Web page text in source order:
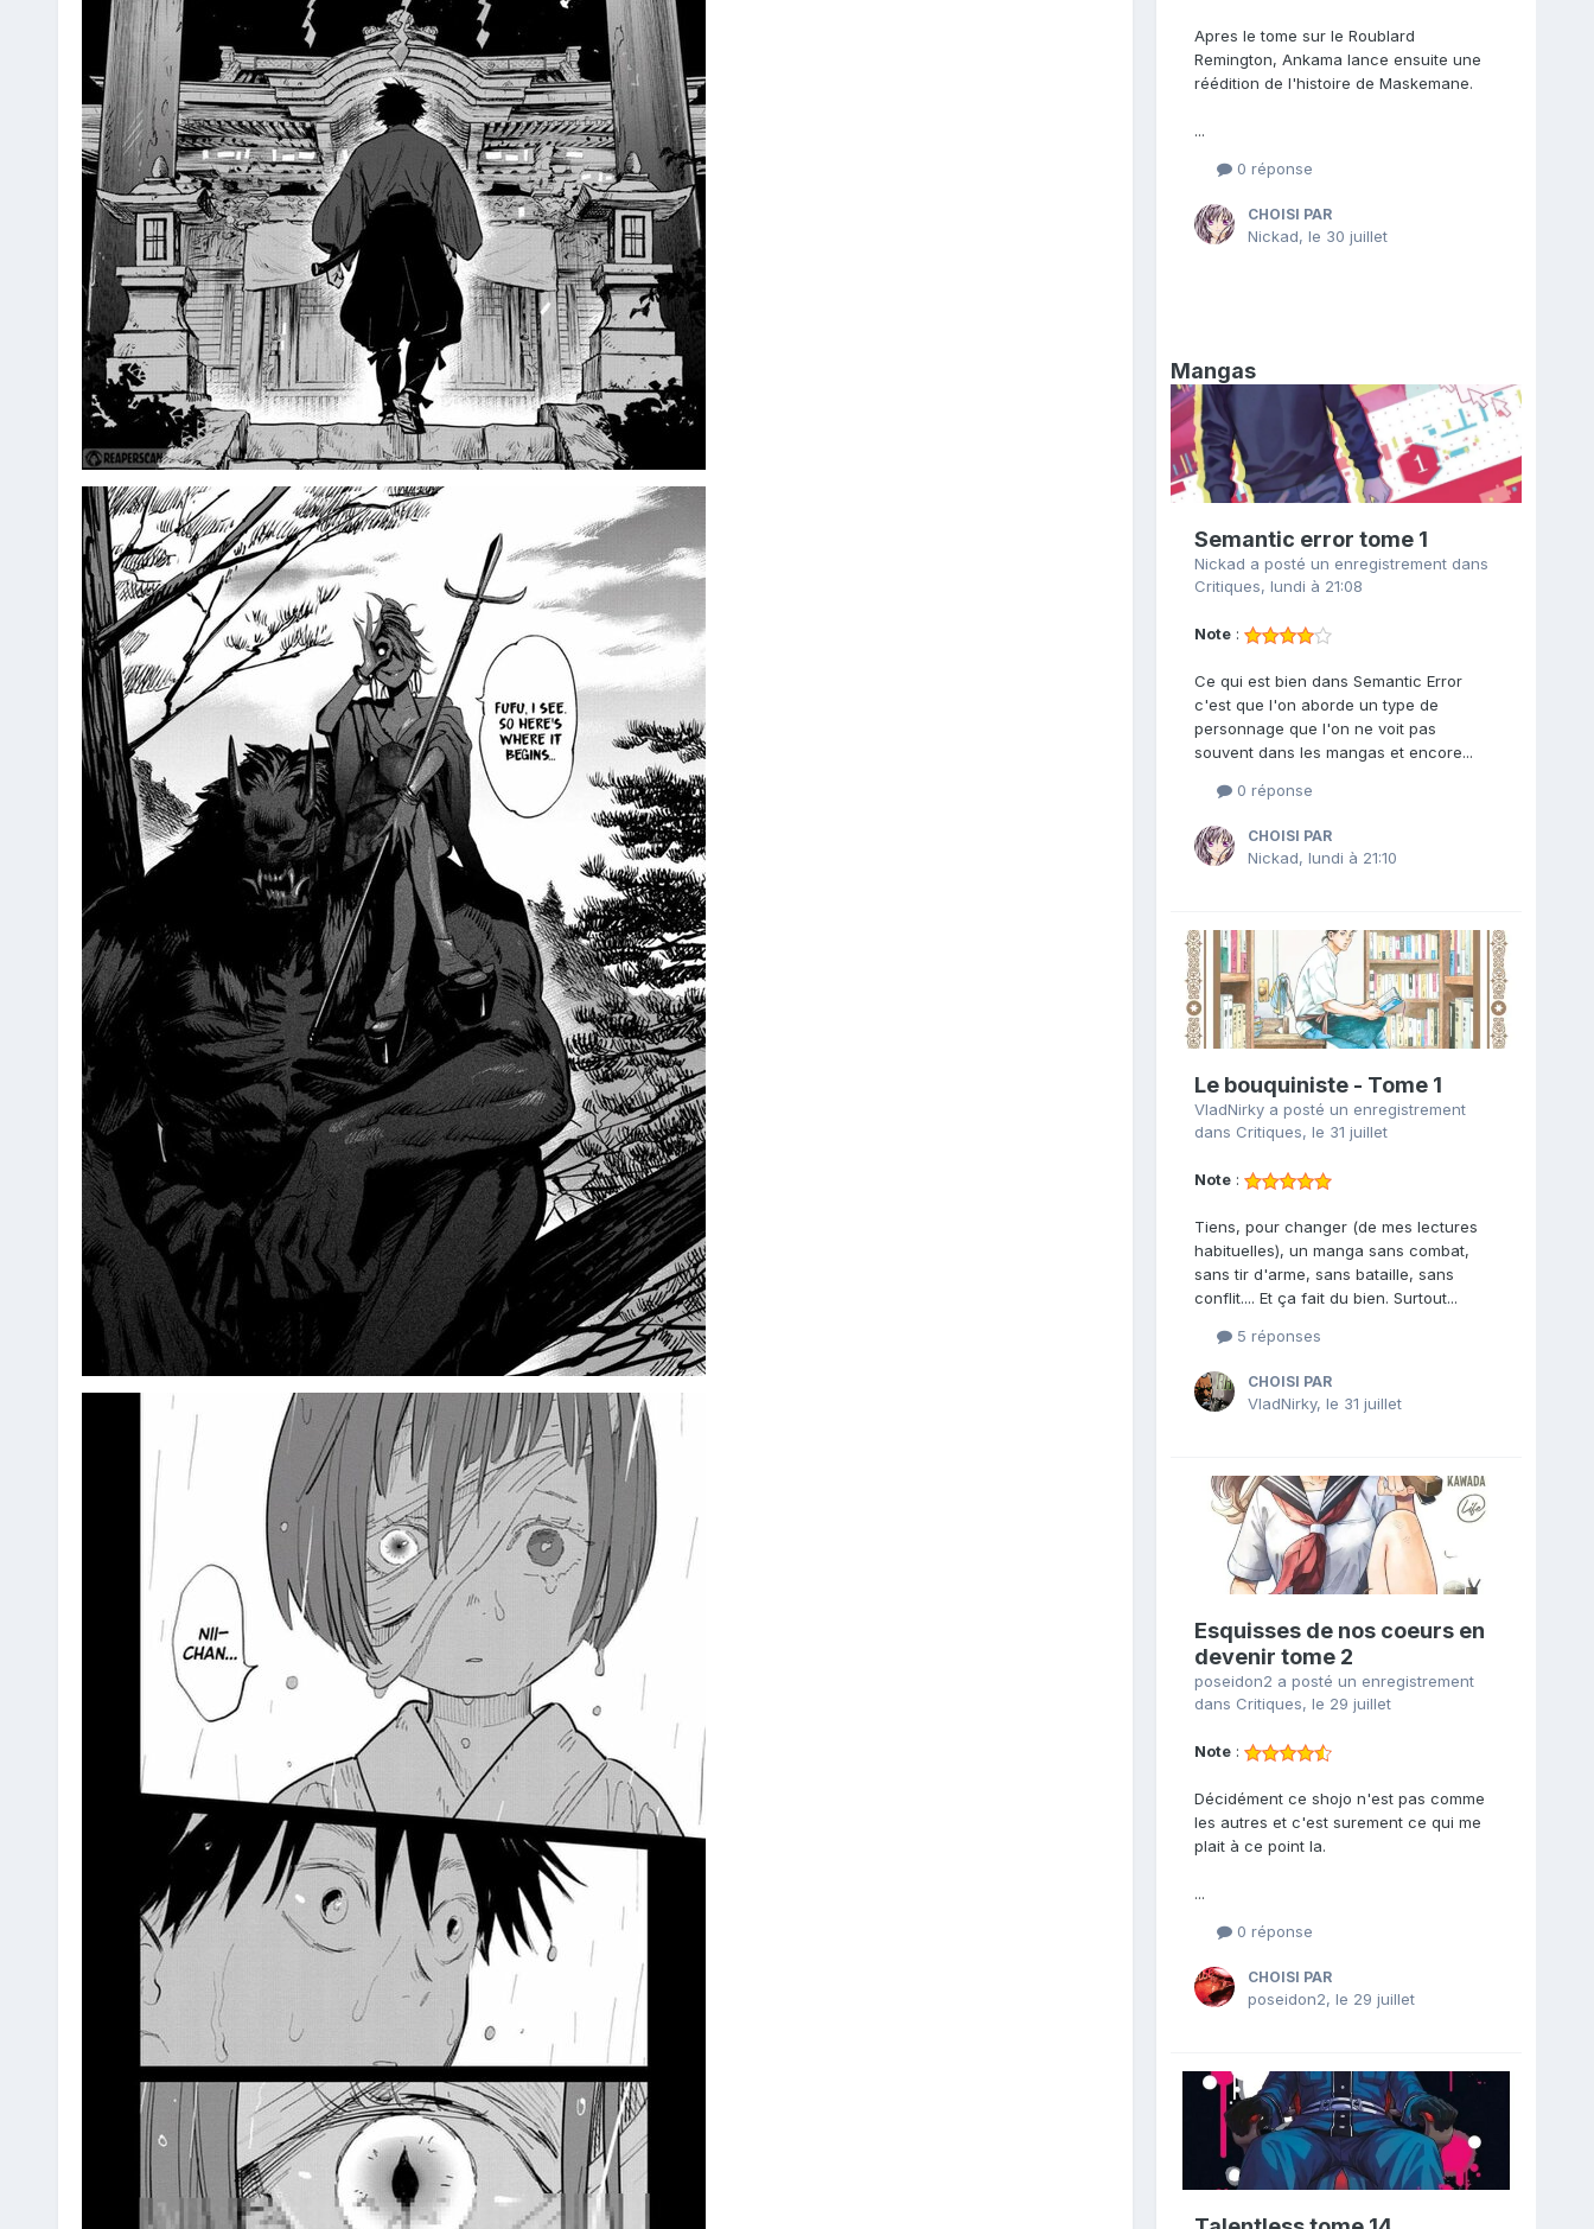
Apres le tome sur le Roublard
Remington, Ankama lance ensuite une
réédition de l'histoire de Maskemane.
...
0 réponse
CHOISI PAR
Nickad, le 30 juillet
Mangas
Semantic error tome 1
Nickad a posté un enregistrement dans
Critiques, lundi à 21:08
Note:
Ce qui est bien dans Semantic Error
c'est que l'on aborde un type de
personnage que l'on ne voit pas
souvent dans les mangas et encore...
0 réponse
CHOISI PAR
Nickad, lundi à 21:10
Le bouquiniste - Tome 1
VladNirkya posté un enregistrement
dans Critiques, le 31 juillet
Note:
Tiens, pour changer (de mes lectures
habituelles), un manga sans combat,
sans tir d'arme, sans bataille, sans
conflit.... Et ça fait du bien. Surtout...
5 réponses
CHOISI PAR
VladNirky, le 31 juillet
Esquisses de nos coeurs en
devenir tome 2
poseidon2 a posté un enregistrement
dans Critiques, le 29 juillet
Note:
Décidément ce shojo n'est pas comme
les autres et c'est surement ce qui me
plait à ce point la.
...
0 réponse
CHOISI PAR
poseidon2, le 29 juillet